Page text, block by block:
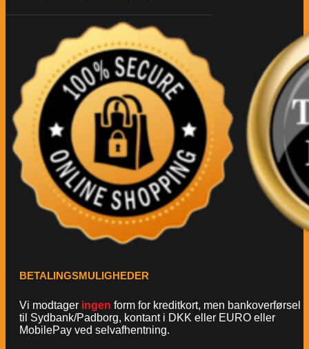
BETALINGSMULIGHEDER
Vi modtager ingen form for kreditkort, men bankoverførsel
til Sydbank/Padborg, kontant i DKK eller EURO eller
MobilePay ved selvafhentning.